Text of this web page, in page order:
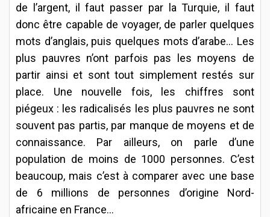
de l’argent, il faut passer par la Turquie, il faut
donc être capable de voyager, de parler quelques
mots d’anglais, puis quelques mots d’arabe… Les
plus pauvres n’ont parfois pas les moyens de
partir ainsi et sont tout simplement restés sur
place. Une nouvelle fois, les chiffres sont
piégeux : les radicalisés les plus pauvres ne sont
souvent pas partis, par manque de moyens et de
connaissance. Par ailleurs, on parle d’une
population de moins de 1000 personnes. C’est
beaucoup, mais c’est à comparer avec une base
de 6 millions de personnes d’origine Nord-
africaine en France…